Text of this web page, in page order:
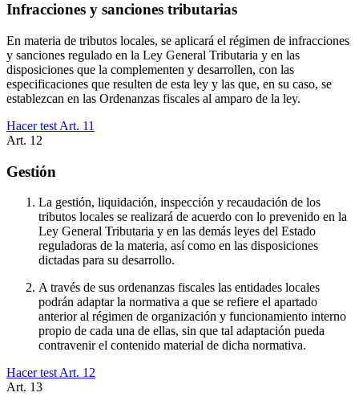
Infracciones y sanciones tributarias
En materia de tributos locales, se aplicará el régimen de infracciones
y sanciones regulado en la Ley General Tributaria y en las
disposiciones que la complementen y desarrollen, con las
especificaciones que resulten de esta ley y las que, en su caso, se
establezcan en las Ordenanzas fiscales al amparo de la ley.
Hacer test Art. 11
Art. 12
Gestión
La gestión, liquidación, inspección y recaudación de los
tributos locales se realizará de acuerdo con lo prevenido en la
Ley General Tributaria y en las demás leyes del Estado
reguladoras de la materia, así como en las disposiciones
dictadas para su desarrollo.
A través de sus ordenanzas fiscales las entidades locales
podrán adaptar la normativa a que se refiere el apartado
anterior al régimen de organización y funcionamiento interno
propio de cada una de ellas, sin que tal adaptación pueda
contravenir el contenido material de dicha normativa.
Hacer test Art. 12
Art. 13